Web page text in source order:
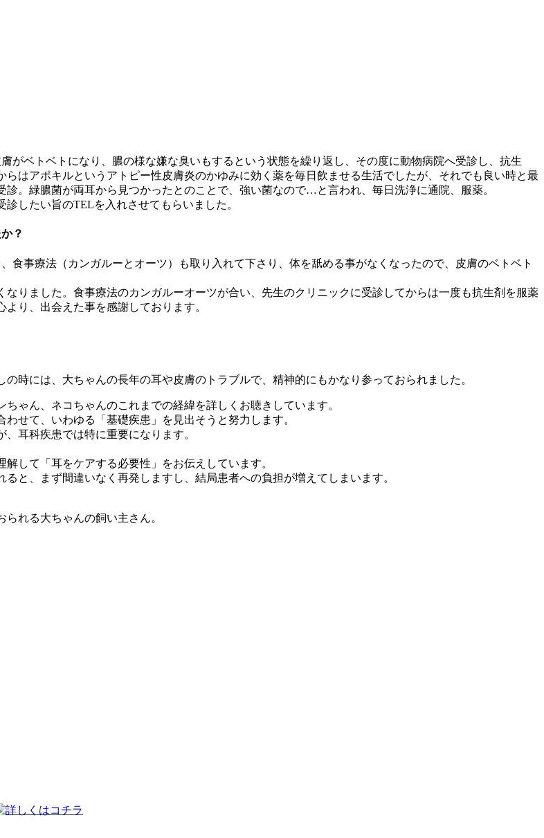
がベトベトになり、膿の様な嫌な臭いもするという状態を繰り返し、その度に動物病院へ受診し、抗生
はアポキルというアトピー性皮膚炎のかゆみに効く薬を毎日飲ませる生活でしたが、それでも良い時と最
。緑膿菌が両耳から見つかったとのことで、強い菌なので…と言われ、毎日洗浄に通院、服薬。
したい旨のTELを入れさせてもらいました。
？
食事療法（カンガルーとオーツ）も取り入れて下さり、体を舐める事がなくなったので、皮膚のベトベト
りました。食事療法のカンガルーオーツが合い、先生のクリニックに受診してからは一度も抗生剤を服薬
り、出会えた事を感謝しております。
時には、大ちゃんの長年の耳や皮膚のトラブルで、精神的にもかなり参っておられました。
ゃん、ネコちゃんのこれまでの経緯を詳しくお聴きしています。
せて、いわゆる「基礎疾患」を見出そうと努力します。
耳科疾患では特に重要になります。
して「耳をケアする必要性」をお伝えしています。
と、まず間違いなく再発しますし、結局患者への負担が増えてしまいます。
れる大ちゃんの飼い主さん。